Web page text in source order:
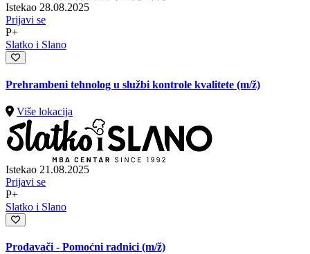
Istekao 28.08.2025
Prijavi se
P+
Slatko i Slano
Prehrambeni tehnolog u službi kontrole kvalitete (m/ž)
Više lokacija
Istekao 21.08.2025
Prijavi se
P+
Slatko i Slano
Prodavači - Pomoćni radnici(m/ž)